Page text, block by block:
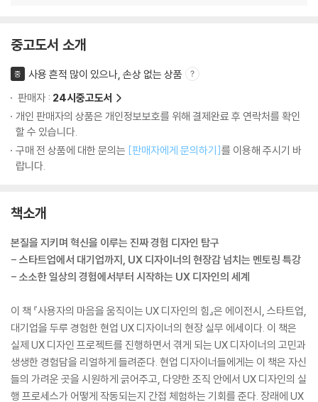
중고도서 소개
중
사용 흔적 많이 있으나, 손상 없는 상품
판매자 : 24시중고도서
개인 판매자의 상품은 개인정보보호를 위해 결제완료 후 연락처를 확인
할 수 있습니다.
구매 전 상품에 대한 문의는 [판매자에게 문의하기]를 이용해 주시기 바
랍니다.
책소개
본질을 지키며 혁신을 이루는 진짜 경험 디자인 탐구
- 스타트업에서 대기업까지, UX 디자이너의 현장감 넘치는 멘토링 특강
- 소소한 일상의 경험에서부터 시작하는 UX 디자인의 세계
이 책 『사용자의 마음을 움직이는 UX 디자인의 힘』은 에이전시, 스타트업,
대기업을 두루 경험한 현업 UX 디자이너의 현장 실무 에세이다. 이 책은
실제 UX 디자인 프로젝트를 진행하면서 겪게 되는 UX 디자이너의 고민과
생생한 경험담을 리얼하게 들려준다. 현업 디자이너들에게는 이 책은 자신
들의 가려운 곳을 시원하게 긁어주고, 다양한 조직 안에서 UX 디자인의 실
행 프로세스가 어떻게 작동되는지 간접 체험하는 기회를 준다. 장래에 UX